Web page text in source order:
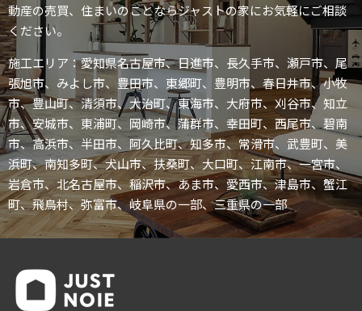
動産の売買、住まいのことならジャストの家にお気軽にご相談
ください。
施工エリア：愛知県名古屋市、日進市、長久手市、瀬戸市、尾
張旭市、みよし市、豊田市、東郷町、豊明市、春日井市、小牧
市、豊山町、清須市、大治町、東海市、大府市、刈谷市、知立
市、安城市、東浦町、岡崎市、蒲群市、幸田町、西尾市、碧南
市、高浜市、半田市、阿久比町、知多市、常滑市、武豊町、美
浜町、南知多町、犬山市、扶桑町、大口町、江南市、一宮市、
岩倉市、北名古屋市、稲沢市、あま市、愛西市、津島市、蟹江
町、飛鳥村、弥富市、岐阜県の一部、三重県の一部